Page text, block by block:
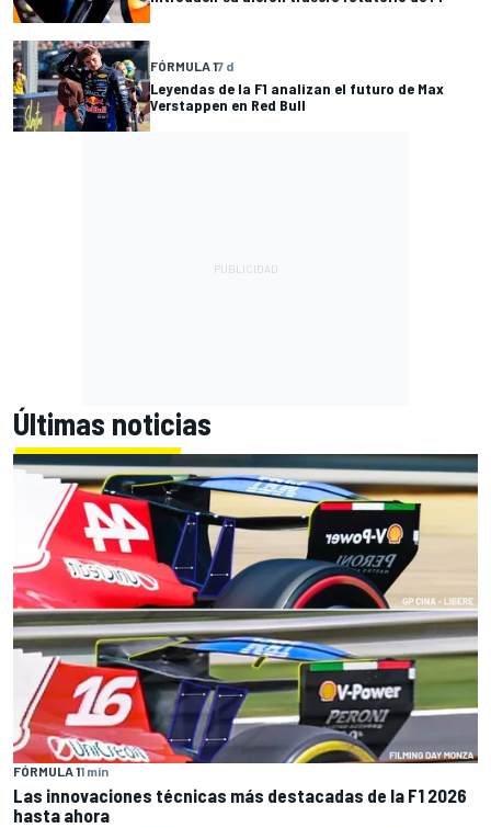
FÓRMULA 17 d
Leyendas de la F1 analizan el futuro de Max
Verstappen en Red Bull
Últimas noticias
FÓRMULA 11 min
Las innovaciones técnicas más destacadas de la F1 2026
hasta ahora